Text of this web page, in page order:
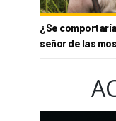
¿Se
señor de las